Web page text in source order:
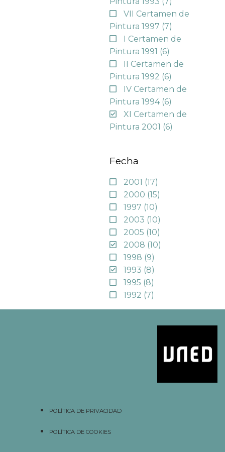
VII Certamen de
Pintura 1997 (7)
I Certamen de
Pintura 1991 (6)
II Certamen de
Pintura 1992 (6)
IV Certamen de
Pintura 1994 (6)
XI Certamen de
Pintura 2001 (6)
Fecha
2001 (17)
2000 (15)
1997 (10)
2003 (10)
2005 (10)
2008 (10)
1998 (9)
1993 (8)
1995 (8)
1992 (7)
POLÍTICA DE PRIVACIDAD
POLÍTICA DE COOKIES